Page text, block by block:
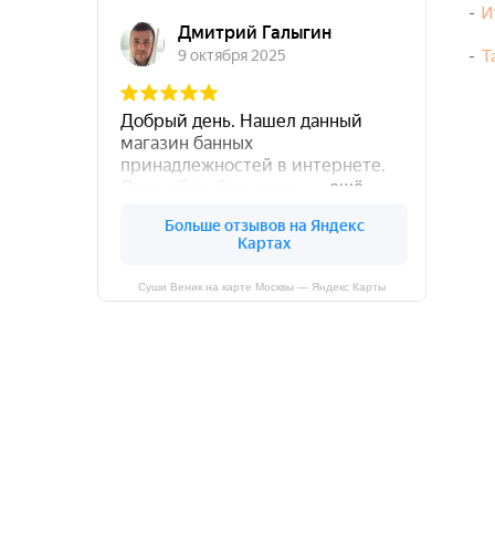
Суши Веник на карте Москвы — Яндекс Карты
-
-